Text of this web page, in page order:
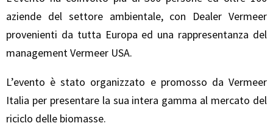
aziende del settore ambientale, con Dealer Vermeer
provenienti da tutta Europa ed una rappresentanza del
management Vermeer USA.
L’evento è stato organizzato e promosso da Vermeer
Italia per presentare la sua intera gamma al mercato del
riciclo delle biomasse.